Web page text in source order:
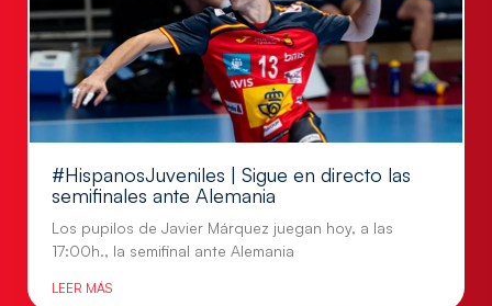
#HispanosJuveniles | Sigue en directo las
semifinales ante Alemania
Los pupilos de Javier Márquez juegan hoy, a las
17:00h., la semifinal ante Alemania
LEER MÁS